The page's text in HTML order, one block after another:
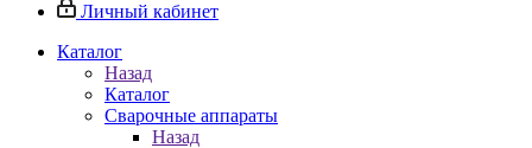
Личный кабинет
Каталог
Назад
Каталог
Сварочные аппараты
Назад